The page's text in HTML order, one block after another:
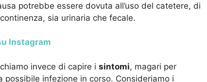
potrebbe essere dovuta all’uso del catetere, di
sia urinaria che fecale.
Instagram
invece di capire i sintomi, magari per
infezione in corso. Consideriamo i